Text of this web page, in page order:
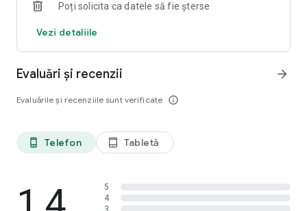
Poți solicita ca datele să fie șterse
Vezi detaliile
Evaluări și recenzii
Evaluările și recenziile sunt verificate info_outline
arrow_forward
phone_android Telefon tablet_android Tabletă
5
4
3